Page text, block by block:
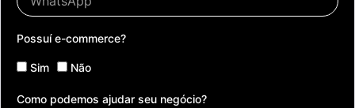
Possuí e-commerce?
Sim Não
Como podemos ajudar seu negócio?